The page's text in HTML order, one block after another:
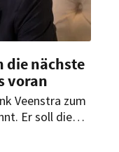
die nächste
voran
Veenstra zum
Er soll die